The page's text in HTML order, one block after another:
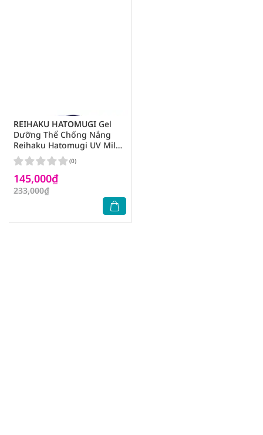
REIHAKU HATOMUGI Gel
Dưỡng Thể Chống Nắng
Reihaku Hatomugi UV Milky
Gel SPF31 PA+++250ml
145,000₫
233,000₫
(0)